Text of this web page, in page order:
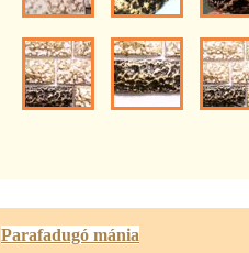
Parafadugó mánia